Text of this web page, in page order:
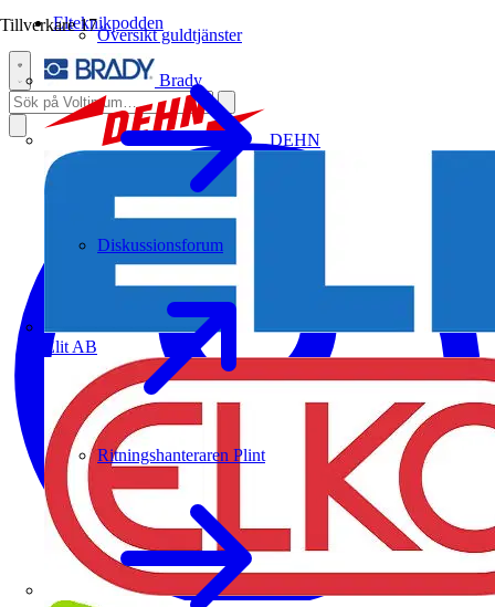
Tillverkare 17
Brady
DEHN
Elit AB
Översikt guldtjänster
Diskussionsforum
Ritningshanteraren Plint
Elteknikpodden